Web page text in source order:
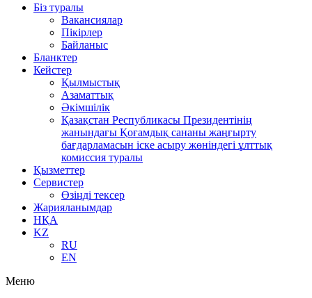
Біз туралы
Вакансиялар
Пікірлер
Байланыс
Бланктер
Кейстер
Қылмыстық
Азаматтық
Әкімшілік
Қазақстан Республикасы Президентінің
жанындағы Қоғамдық сананы жаңғырту
бағдарламасын іске асыру жөніндегі ұлттық
комиссия туралы
Қызметтер
Сервистер
Өзіңді тексер
Жарияланымдар
НҚА
KZ
RU
EN
Меню